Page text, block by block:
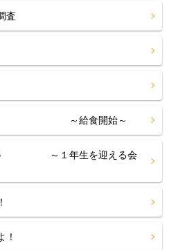
査
た ～給食開始～
へ♪ ～１年生を迎える会
！